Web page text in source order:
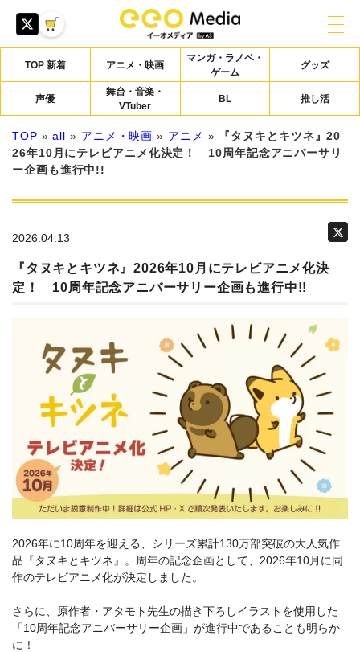
TOP 新着 アニメ・映画
マンガ・ラノベ・
ゲーム
グッズ
声優
舞台・音楽・
VTuber
BL 推し活
TOP »all » アニメ・映画 » アニメ »
『タヌキとキツネ』20
26年10月にテレビアニメ化決定！ 10周年記念アニバーサリ
ー企画も進行中!!
2026.04.13
『タヌキとキツネ』2026年10月にテレビアニメ化決
定！ 10周年記念アニバーサリー企画も進行中!!
2026年に10周年を迎える、シリーズ累計130万部突破の大人気作
品『タヌキとキツネ』。周年の記念企画として、2026年10月に同
作のテレビアニメ化が決定しました。
さらに、原作者・アタモト先生の描き下ろしイラストを使用した
「10周年記念アニバーサリー企画」が進行中であることも明らか
に！